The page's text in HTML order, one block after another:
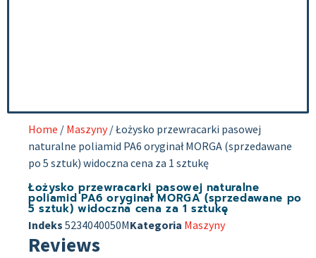
Home / Maszyny/ Łożysko przewracarki pasowej
naturalne poliamid PA6 oryginał MORGA (sprzedawane
po 5 sztuk) widoczna cena za 1 sztukę
Łożysko przewracarki pasowej naturalne
poliamid PA6 oryginał MORGA (sprzedawane po
5 sztuk) widoczna cena za 1 sztukę
Indeks 5234040050MKategoria Maszyny
Reviews